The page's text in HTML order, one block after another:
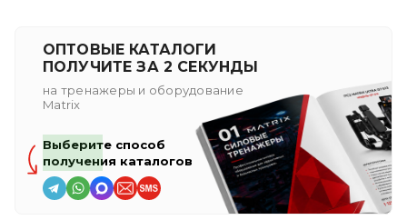
ОПТОВЫЕ КАТАЛОГИ
ПОЛУЧИТЕ ЗА 2 СЕКУНДЫ
на тренажеры и оборудование
Matrix
Выберите способ
получения каталогов